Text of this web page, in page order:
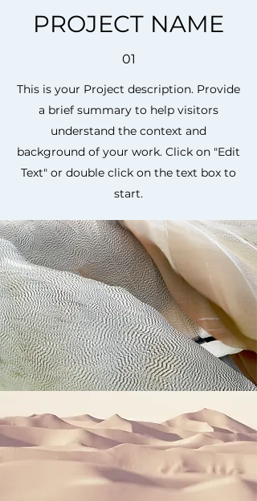
PROJECT NAME
01
This is your Project description. Provide
a brief summary to help visitors
understand the context and
background of your work. Click on "Edit
Text" or double click on the text box to
start.